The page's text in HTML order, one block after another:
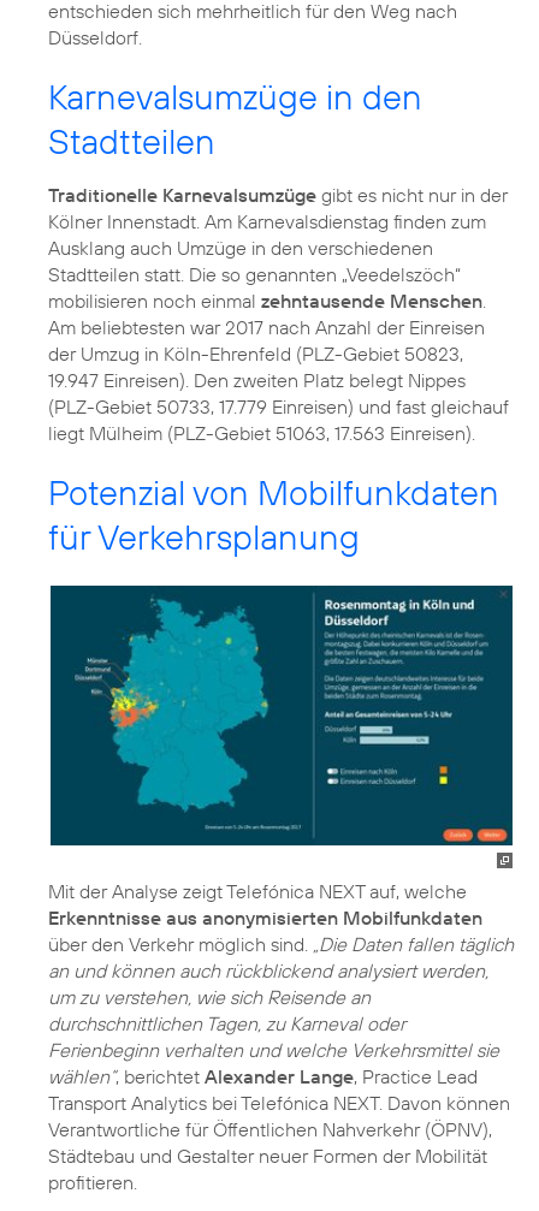
entschieden sich mehrheitlich für den Weg nach
Düsseldorf.
Karnevalsumzüge in den
Stadtteilen
Traditionelle Karnevalsumzüge gibt es nicht nur in der
Kölner Innenstadt. Am Karnevalsdienstag finden zum
Ausklang auch Umzüge in den verschiedenen
Stadtteilen statt. Die so genannten „Veedelszöch“
mobilisieren noch einmal zehntausende Menschen
Am beliebtesten war 2017 nach Anzahl der Einreisen
der Umzug in Köln-Ehrenfeld (PLZ-Gebiet 50823,
19.947 Einreisen). Den zweiten Platz belegt Nippes
(PLZ-Gebiet 50733, 17.779 Einreisen) und fast gleichauf
liegt Mülheim (PLZ-Gebiet 51063, 17.563 Einreisen).
Potenzial von Mobilfunkdaten
für Verkehrsplanung
Mit der Analyse zeigt Telefónica NEXT auf, welche
Erkenntnisse aus anonymisierten Mobilfunkdaten
über den Verkehr möglich sind. „Die Daten fallen täglich
an und können auch rückblickend analysiert werden,
um zu verstehen, wie sich Reisende an
durchschnittlichen Tagen, zu Karneval oder
Ferienbeginn verhalten und welche Verkehrsmittel sie
wählen“, berichtet Alexander Lange, Practice Lead
Transport Analytics bei Telefónica NEXT. Davon können
Verantwortliche für Öffentlichen Nahverkehr (ÖPNV),
Städtebau und Gestalter neuer Formen der Mobilität
profitieren.